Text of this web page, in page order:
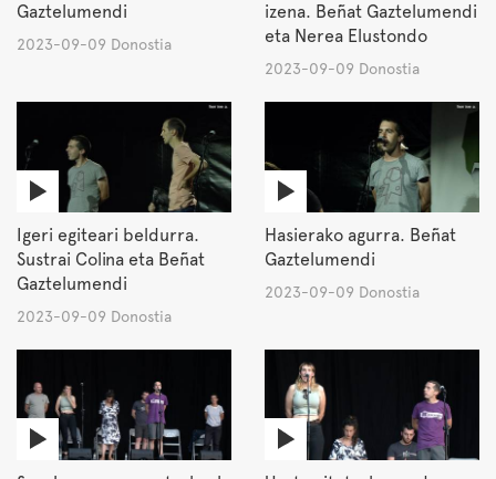
Gaztelumendi
2023-09-09 Donostia
izena. Beñat Gaztelumendi
eta Nerea Elustondo
2023-09-09 Donostia
Igeri egiteari beldurra.
Sustrai Colina eta Beñat
Gaztelumendi
2023-09-09 Donostia
Hasierako agurra. Beñat
Gaztelumendi
2023-09-09 Donostia